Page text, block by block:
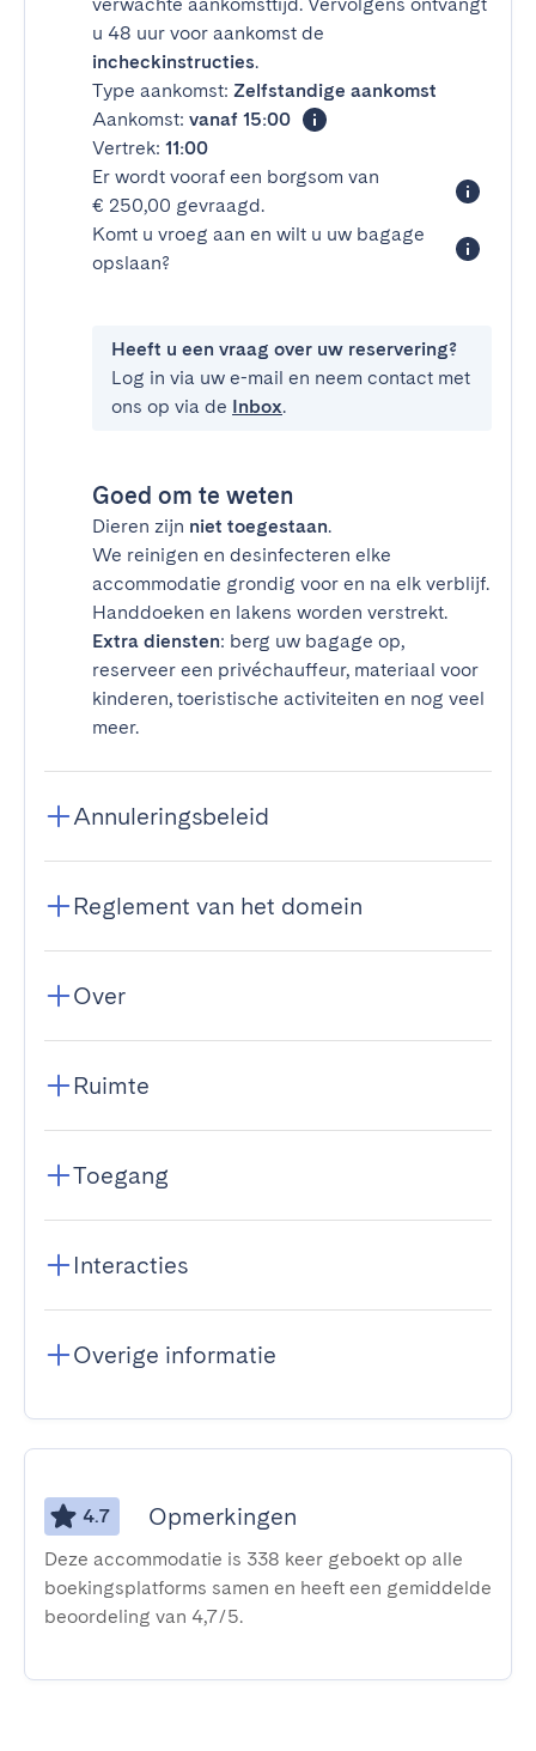
u 48 uur voor aankomst de
incheckinstructies.
Type aankomst: Zelfstandige aankomst
Aankomst: vanaf 15:00
Vertrek: 11:00
Er wordt vooraf een borgsom van
€ 250,00 gevraagd.
Komt u vroeg aan en wilt u uw bagage
opslaan?
Heeft u een vraag over uw reservering?
Log in via uw e-mail en neem contact met
ons op via de Inbox.
Goed om te weten
Dieren zijn niet toegestaan.
We reinigen en desinfecteren elke
accommodatie grondig voor en na elk verblijf.
Handdoeken en lakens worden verstrekt.
Extra diensten: berg uw bagage op,
reserveer een privéchauffeur, materiaal voor
kinderen, toeristische activiteiten en nog veel
meer.
Annuleringsbeleid
Reglement van het domein
Over
Ruimte
Toegang
Interacties
Overige informatie
4.7 Opmerkingen
Deze accommodatie is 338 keer geboekt op alle
boekingsplatforms samen en heeft een gemiddelde
beoordeling van 4,7/5.